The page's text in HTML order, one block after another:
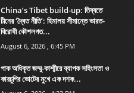
China’s Tibet build-up: তিব্বতে
চীনের ‘দ্বৈত নীতি’: হিমালয় সীমান্তে ভারত-
বিরোধী কৌশলগত...
August 6, 2026 , 6:45 PM
পাক অধিকৃত জম্মু-কাশ্মীরে ব্যাপক সহিংসতা ও
কারচুপির ভোটের মুখে এক দশক...